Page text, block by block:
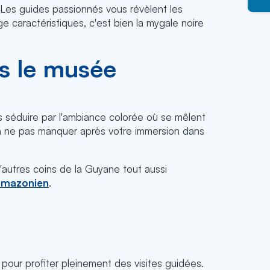
guides passionnés vous révèlent les
caractéristiques, c'est bien la mygale noire
le musée
par l'ambiance colorée où se mêlent
pas manquer après votre immersion dans
coins de la Guyane tout aussi
.
profiter pleinement des visites guidées.